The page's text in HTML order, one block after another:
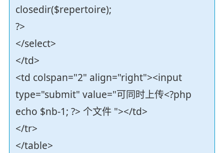
closedir($repertoire);
?>
</select>
</td>
<td colspan="2" align="right"><input
type="submit" value="可同时上传<?php
echo $nb-1; ?> 个文件 "></td>
</tr>
</table>